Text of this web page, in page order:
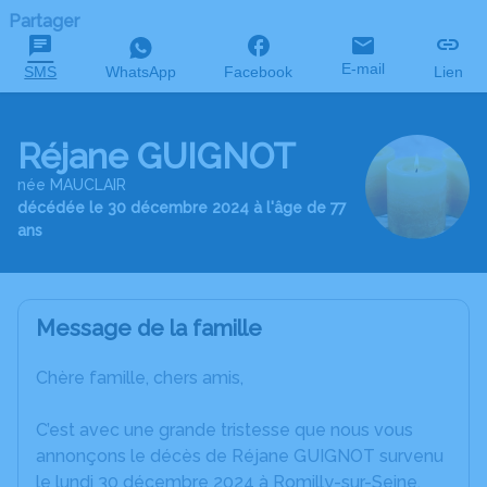
Partager
SMS WhatsApp Facebook E-mail Lien
Réjane GUIGNOT
née MAUCLAIR
décédée le 30 décembre 2024 à l'âge de 77
ans
Message de la famille
Chère famille, chers amis,
C’est avec une grande tristesse que nous vous
annonçons le décès de Réjane GUIGNOT survenu
le lundi 30 décembre 2024 à Romilly-sur-Seine.